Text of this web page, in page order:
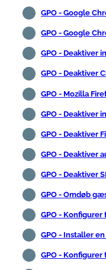
GPO - Google
GPO - Google
GPO - Deaktiver
GPO - Deaktiver
GPO - Mozilla
GPO - Deaktiver
GPO - Deaktiver
GPO - Deaktiver
GPO - Deaktiver
GPO - Omdøb
GPO -
GPO - Installer
GPO -